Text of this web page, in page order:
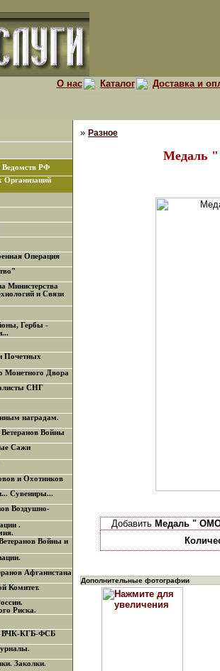
О нас Каталог Доставка и
Ведомств РФ
Операция
Министерства
и Связи
Гербы -
Почетных
Монетного Двора
СНГ
наградам.
Войны
Сажи
и Охотников
Сувениры...
Воздушно-
.
Войны и
Афганистана
Комитет.
Риска.
ВЧК-КГБ-ФСБ
Заколки.
» Разное
Медаль
Добавить Медаль "
Дополнительные фотографии